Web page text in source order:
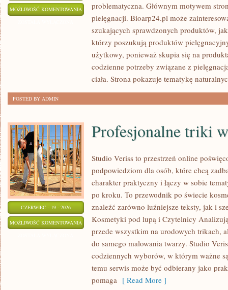
MOŻLIWOŚĆ KOMENTOWANIA PIELĘGNACJA
CIAŁA
WŁOSÓW
problematyczna. Głównym motywem
pielęgnacji. Bioarp24.pl może
szukających sprawdzonych produktów,
którzy poszukują produktów
użytkowy, ponieważ skupia się na
codzienne potrzeby związane z
ciała. Strona pokazuje tematykę
POSTED BY ADMIN
CZERWIEC - 19 - 2026
MOŻLIWOŚĆ KOMENTOWANIA PROFESJONALNE
TRIKI
WIZAŻYSTÓW
Profesjonalne triki
Studio Veriss to przestrzeń online
podpowiedziom dla osób, które chcą
charakter praktyczny i łączy w sobie
po kroku. To przewodnik po świecie
znaleźć zarówno luźniejsze teksty, jak i
Kosmetyki pod lupą i Czytelnicy
przede wszystkim na urodowych trikach,
do samego malowania twarzy. Studio
codziennych wyborów, w którym ważne
temu serwis może być odbierany jako
pomaga [ Read More ]